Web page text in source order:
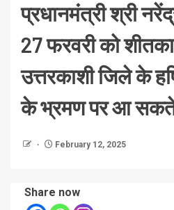
प्रधानमंत्री श्री
27 फरवरी को
उत्तरकाशी जिले के
के भ्रमण पर आ
February 12, 2025
Share now